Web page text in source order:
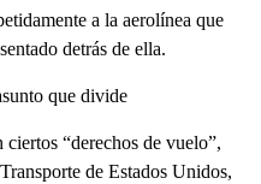
a la aerolínea que
detrás de ella.
que divide
“derechos de vuelo”,
de Estados Unidos,